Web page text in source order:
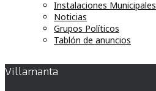
Instalaciones Municipales
Noticias
Grupos Políticos
Tablón de anuncios
Villamanta